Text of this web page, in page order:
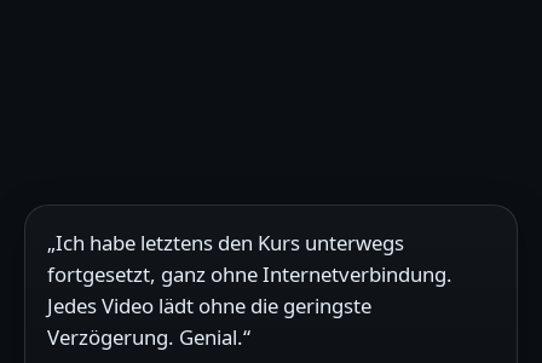
„Ich habe letztens den Kurs unterwegs
fortgesetzt, ganz ohne Internetverbindung.
Jedes Video lädt ohne die geringste
Verzögerung. Genial.“